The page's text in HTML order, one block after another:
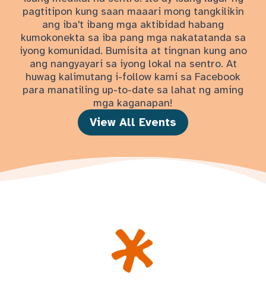
pagtitipon kung saan maaari mong tangkilikin
ang iba't ibang mga aktibidad habang
kumokonekta sa iba pang mga nakatatanda sa
iyong komunidad. Bumisita at tingnan kung ano
ang nangyayari sa iyong lokal na sentro. At
huwag kalimutang i-follow kami sa Facebook
para manatiling up-to-date sa lahat ng aming
mga kaganapan!
View All Events